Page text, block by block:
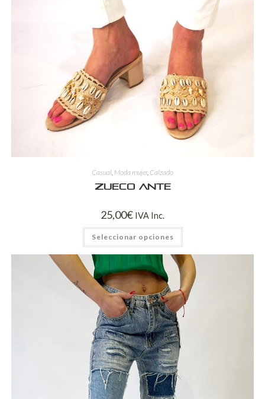
Casual Moda mujer, Calzado
Zueco ante
25,00€ IVA Inc.
Seleccionar opciones